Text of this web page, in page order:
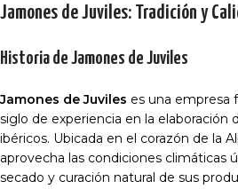
Jamones de Juviles: Tradición y
Historia de Jamones de Juviles
Jamones de Juviles es una empresa
siglo de experiencia en la
ibéricos. Ubicada en el corazón de la
aprovecha las condiciones climáticas
secado y curación natural de sus